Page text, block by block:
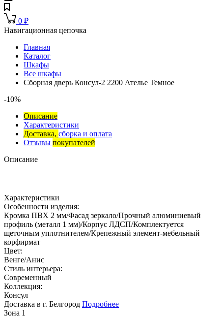
0 ₽
Навигационная цепочка
Главная
Каталог
Шкафы
Все шкафы
Сборная дверь Консул-2 2200 Ателье Темное
-10%
Описание
Характеристики
Доставка, сборка и оплата
Отзывы покупателей
Описание
Характеристики
Особенности изделия:
Кромка ПВХ 2 мм/Фасад зеркало/Прочный алюминиевый
профиль (металл 1 мм)/Корпус ЛДСП/Комплектуется
щеточным уплотнителем/Крепежный элемент-мебельный
корфирмат
Цвет:
Венге/Анис
Стиль интерьера:
Современный
Коллекция:
Консул
Доставка в г. Белгород Подробнее
Зона 1